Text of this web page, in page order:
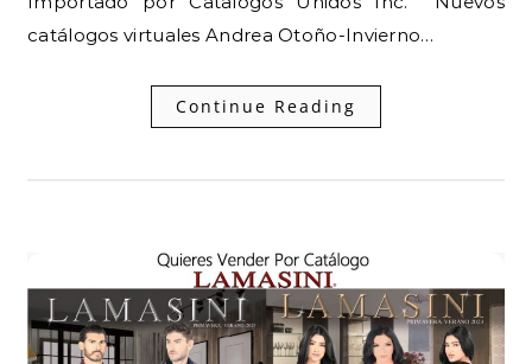
catálogos virtuales Andrea Otoño-Invierno…
Continue Reading